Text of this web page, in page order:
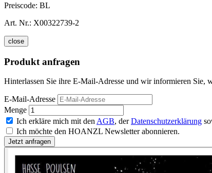
Preiscode: BL
Art. Nr.: X00322739-2
close
Produkt anfragen
Hinterlassen Sie ihre E-Mail-Adresse und wir informieren Sie,
E-Mail-Adresse
Menge
Ich erkläre mich mit den AGB, derDatenschutzerklärung
Ich möchte den HOANZL Newsletter abonnieren.